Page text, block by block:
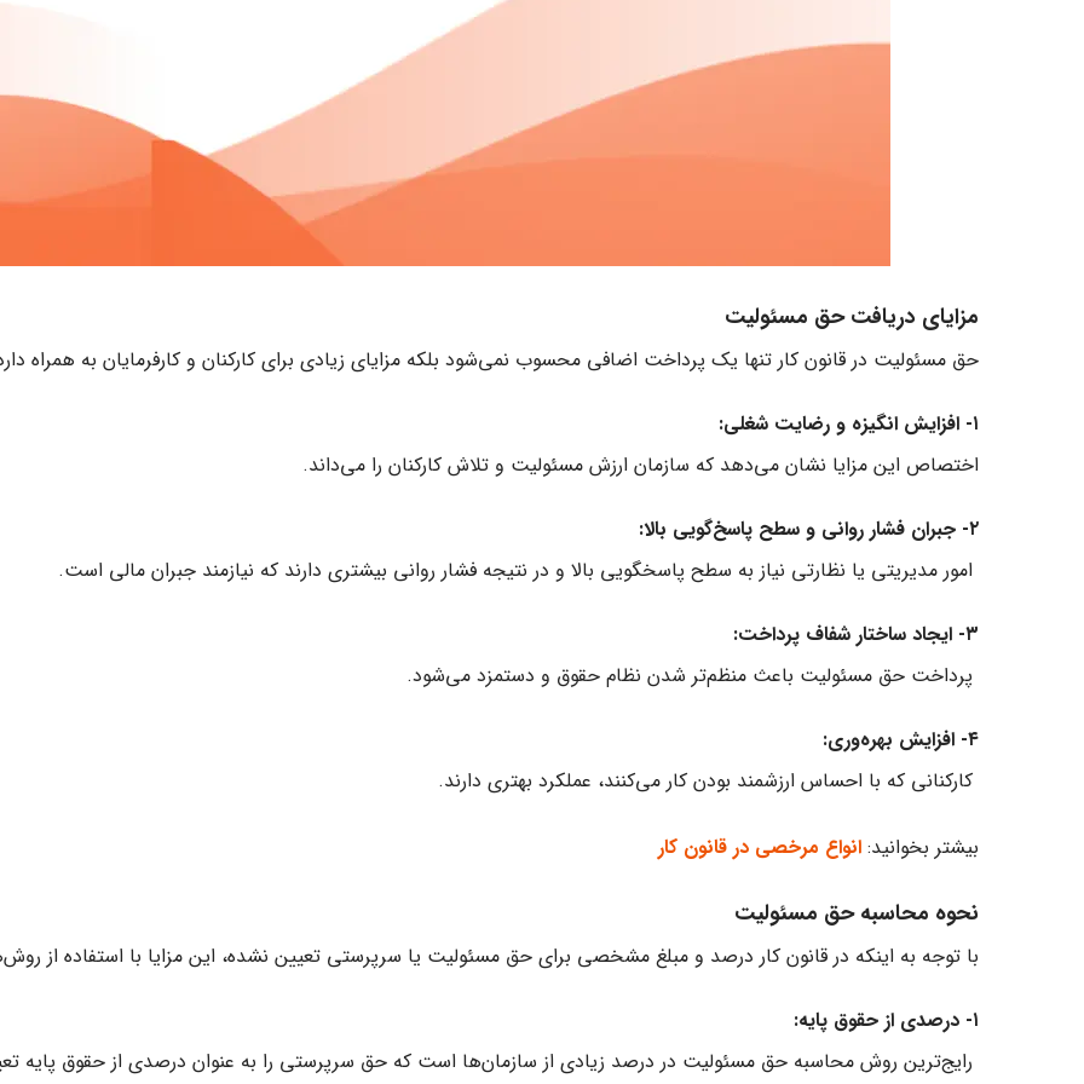
مزایای دریافت حق مسئولیت
حق مسئولیت در قانون کار تنها یک پرداخت اضافی محسوب نمی‌شود بلکه مزایای زیادی برای کارکنان و کارفرمایان به همراه
۱- افزایش انگیزه و رضایت شغلی:
اختصاص این مزایا نشان می‌دهد که سازمان ارزش مسئولیت و تلاش کارکنان را می‌داند.
۲- جبران فشار روانی و سطح پاسخ‌گویی بالا:
امور مدیریتی یا نظارتی نیاز به سطح پاسخگویی بالا و در نتیجه فشار روانی بیشتری دارند که نیازمند جبران مالی است.
۳- ایجاد ساختار شفاف پرداخت:
پرداخت حق مسئولیت باعث منظم‌تر شدن نظام حقوق و دستمزد می‌شود.
۴- افزایش بهره‌وری:
کارکنانی که با احساس ارزشمند بودن کار می‌کنند، عملکرد بهتری دارند.
بیشتر بخوانید: انواع مرخصی در قانون کار
نحوه محاسبه حق مسئولیت
با توجه به اینکه در قانون کار درصد و مبلغ مشخصی برای حق مسئولیت یا سرپرستی تعیین نشده، این مزایا با استفاده از
۱- درصدی از حقوق پایه:
رایج‌ترین روش محاسبه حق مسئولیت در درصد زیادی از سازمان‌ها است که حق سرپرستی را به عنوان درصدی از حقوق پایه